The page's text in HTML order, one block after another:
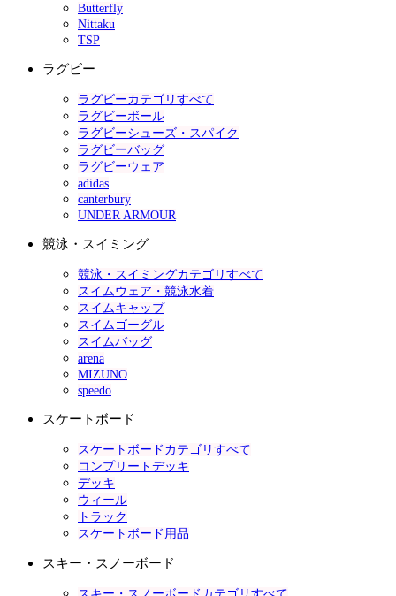
Butterfly
Nittaku
TSP
ラグビー
ラグビーカテゴリすべて
ラグビーボール
ラグビーシューズ・スパイク
ラグビーバッグ
ラグビーウェア
adidas
canterbury
UNDER ARMOUR
競泳・スイミング
競泳・スイミングカテゴリすべて
スイムウェア・競泳水着
スイムキャップ
スイムゴーグル
スイムバッグ
arena
MIZUNO
speedo
スケートボード
スケートボードカテゴリすべて
コンプリートデッキ
デッキ
ウィール
トラック
スケートボード用品
スキー・スノーボード